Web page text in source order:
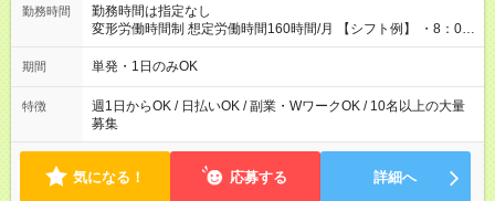
勤務時間
勤務時間は指定なし
変形労働時間制 想定労働時間160時間/月 【シフト例】 ・8：00
～21：00
期間 単発・1日のみOK
特徴
週1日からOK / 日払いOK / 副業・WワークOK / 10名以上の大量
募集
気になる！ 応募する 詳細へ